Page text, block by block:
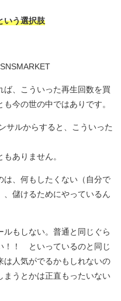
いう選択肢
ば、こういった再生回数を買
今の世の中ではありです。
サルからすると、こういった
ありません。
は、何もしたくない（自分で
儲けるためにやっているん
もしない。普通と同じぐら
！！ といっているのと同じ
は人気がでるかもしれないの
まうとかは正直もったいない